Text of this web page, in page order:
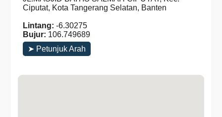
Ciputat, Kota Tangerang Selatan, Banten
Lintang: -6.30275
Bujur: 106.749689
➤ Petunjuk Arah